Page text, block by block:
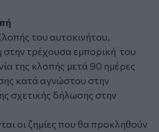
του αυτοκινήτου,
τρέχουσα εμπορική του
της κλοπής μετά 90 ημέρες
κατά αγνώστου στην
σχετικής δήλωσης στην
οι ζημίες που θα προκληθούν